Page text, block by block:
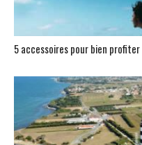
5 accessoires pour bien profiter